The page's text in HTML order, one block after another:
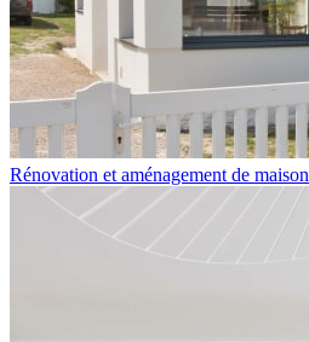
Rénovation et aménagement de maison